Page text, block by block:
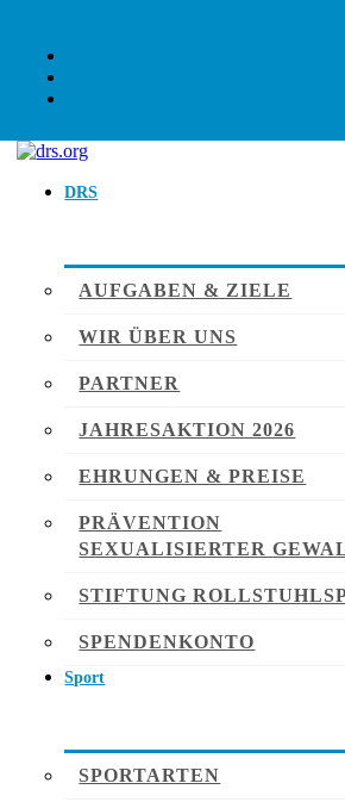
DRS
AUFGABEN & ZIELE
WIR ÜBER UNS
PARTNER
JAHRESAKTION 2026
EHRUNGEN & PREISE
PRÄVENTION
SEXUALISIERTER
STIFTUNG
SPENDENKONTO
Sport
SPORTARTEN